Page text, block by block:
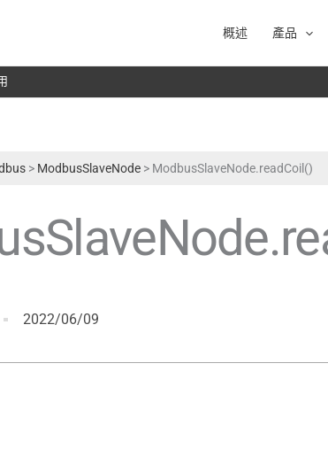
概述 產品
> ModbusSlaveNode > ModbusSlaveNode.readCoil()
2022/06/09